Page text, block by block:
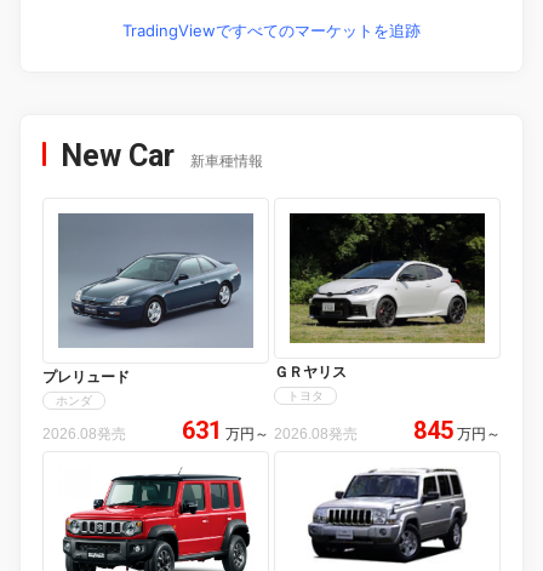
TradingViewですべてのマーケットを追跡
New Car 新車種情報
プレリュード
ホンダ
2026.08発売 631 万円 ～
ＧＲヤリス
トヨタ
2026.08発売 845 万円 ～